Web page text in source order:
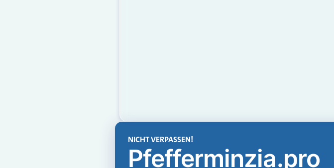
NICHT VERPASSEN!
Pfefferminzia.pro